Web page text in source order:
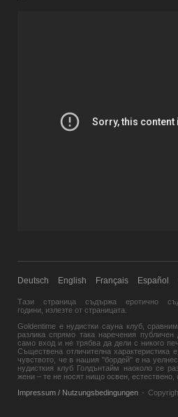
Deutsch English Français Español
Тази страница съдържа еротично
години, излезте от страницата.
Goldentime е нудистки сауна клуб,
разлика спрямо така наречения
само вход и не трябва да дели с никого
Съществена отличителна характеристика
чувството, че в нашия "бордей" е на
нудисткия клуб Голдънтайм наоколо се
жени – те не носят нищо освен,
Impressum / Nutzungsbedingungen -